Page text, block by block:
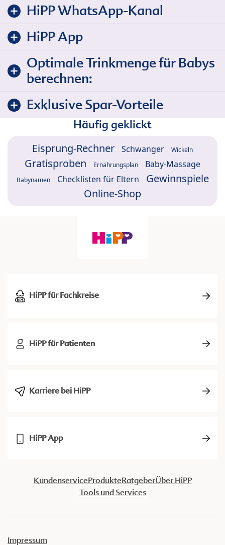
HiPP WhatsApp-Kanal
HiPP App
Optimale Trinkmenge für Babys
berechnen:
Exklusive Spar-Vorteile
Häufig geklickt
Eisprung-Rechner Schwanger Wickeln
Gratisproben Ernährungsplan Baby-Massage
Babynamen Checklisten für Eltern
Gewinnspiele
Online-Shop
HiPP für Fachkreise
HiPP für Patienten
Karriere bei HiPP
HiPP App
KundenserviceProdukteRatgeberÜber HiPP
Tools und Services
Impressum